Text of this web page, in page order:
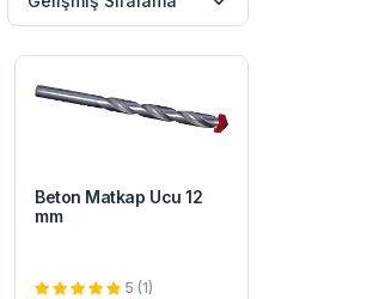
Beton Matkap Ucu 12
mm
5 (1)